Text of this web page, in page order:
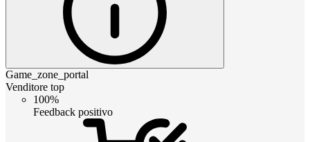
Game_zone_portal
Venditore top
100%
Feedback positivo